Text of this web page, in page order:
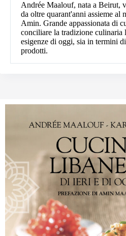
Andrée Maalouf, nata a Beirut,
da oltre quarant'anni assieme al
Amin. Grande appassionata di
conciliare la tradizione culinaria
esigenze di oggi, sia in termini
prodotti.